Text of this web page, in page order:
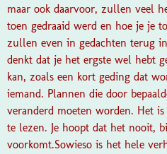
maar ook daarvoor, zullen veel
toen gedraaid werd en hoe je je
zullen even in gedachten terug
denkt dat je het ergste wel hebt
kan, zoals een kort geding dat
iemand. Plannen die door
veranderd moeten worden. Het
te lezen. Je hoopt dat het nooit,
voorkomt.Sowieso is het hele